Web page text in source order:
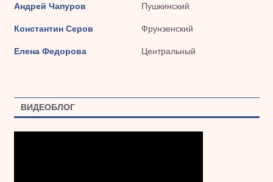
Андрей Чапуров Пушкинский
Константин Серов Фрунзенский
Елена Федорова Центральный
ВИДЕОБЛОГ